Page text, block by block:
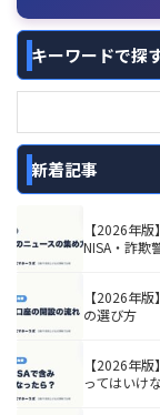
キーワードで探
新着記事
【2026年
NISA・詐欺
【2026年
の選び方
【2026年
ってはいけ